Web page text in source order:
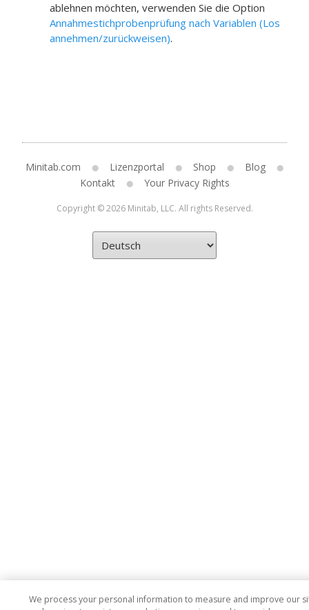
ablehnen möchten, verwenden Sie die Option
Annahmestichprobenprüfung nach Variablen (Los
annehmen/zurückweisen).
Minitab.com Lizenzportal Shop
Blog
Kontakt
Your Privacy Rights
Copyright © 2026 Minitab, LLC. All rights Reserved.
We process your personal information to measure and improve our